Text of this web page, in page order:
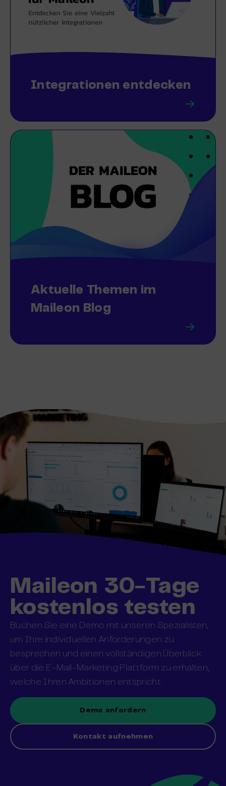
Integrationen entdecken
Aktuelle Themen im
Maileon Blog
Maileon 30-Tage
kostenlos testen
Buchen Sie eine Demo mit unseren Spezialisten,
um Ihre individuellen Anforderungen zu
besprechen und einen vollständigen Überblick
über die E-Mail-Marketing Plattform zu erhalten,
welche Ihren Ambitionen entspricht.
Demo anfordern
Kontakt aufnehmen